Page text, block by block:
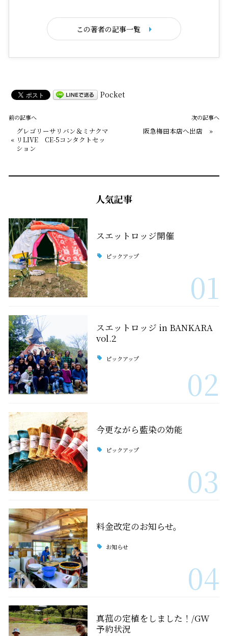
この著者の記事一覧
Pocket
前の記事へ
«
グレゴリーサリバン＆ミナクマ
リLIVE CE-5コンタクトセッ
ション
次の記事へ
阪急梅田本店へ出店 »
人気記事
スエットロッジ開催
ピックアップ
01
スエットロッジ in BANKARA
vol.2
ピックアップ
02
今更ながら藍染の効能
ピックアップ
03
料金改定のお知らせ。
お知らせ
04
真菰の定植をしました！/GW
予約状況